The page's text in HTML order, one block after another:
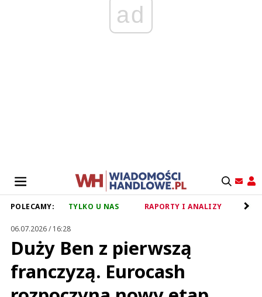
ad
POLECAMY: TYLKO U NAS RAPORTY I ANALIZY
06.07.2026 / 16:28
Duży Ben z pierwszą
franczyzą. Eurocash